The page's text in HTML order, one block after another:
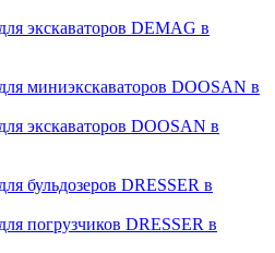
экскаваторов DEMAG в
миниэкскаваторов DOOSAN в
экскаваторов DOOSAN в
бульдозеров DRESSER в
погрузчиков DRESSER в